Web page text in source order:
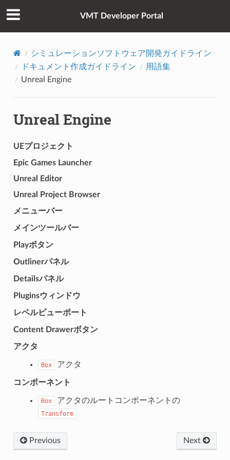
VMT Developer Portal
シミュレーションソフトウェア開発ガイドライン
ドキュメント作成ガイドライン
用語集
Unreal Engine
Unreal Engine
UEプロジェクト
Epic Games Launcher
Unreal Editor
Unreal Project Browser
メニューバー
メインツールバー
Playボタン
Outlinerパネル
Detailsパネル
Pluginsウィンドウ
レベルビューポート
Content Drawerボタン
アクタ
Box アクタ
コンポーネント
Box アクタのルートコンポーネントの
Transform
Previous Next